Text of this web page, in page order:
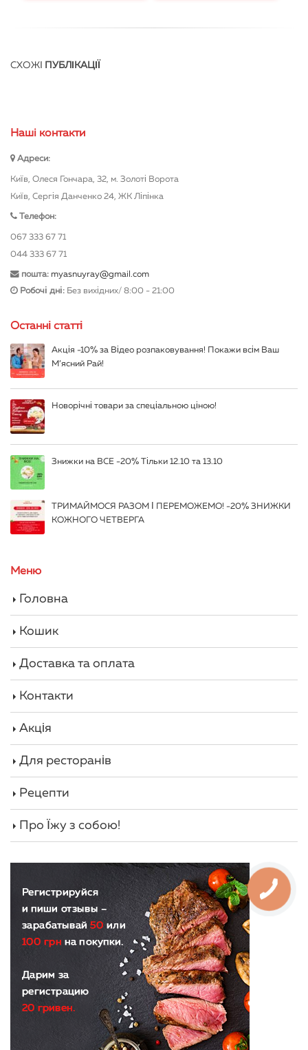
СХОЖІ ПУБЛІКАЦІЇ
Нашi контакти
Адреси:
Київ, Олеся Гончара, 32, м. Золоті Ворота
Київ, Сергія Данченко 24, ЖК Ліпінка
Телефон:
067 333 67 71
044 333 67 71
пошта: myasnuyray@gmail.com
Робочі дні: Без вихідних/ 8:00 - 21:00
Останні статті
Акція -10% за Відео розпаковування! Покажи всім Ваш
М’ясний Рай!
Новорічні товари за спеціальною ціною!
Знижки на ВСЕ -20% Тільки 12.10 та 13.10
ТРИМАЙМОСЯ РАЗОМ І ПЕРЕМОЖЕМО! -20% ЗНИЖКИ
КОЖНОГО ЧЕТВЕРГА
Меню
Головна
Кошик
Доставка та оплата
Контакти
Акція
Для ресторанів
Рецепти
Про Їжу з собою!